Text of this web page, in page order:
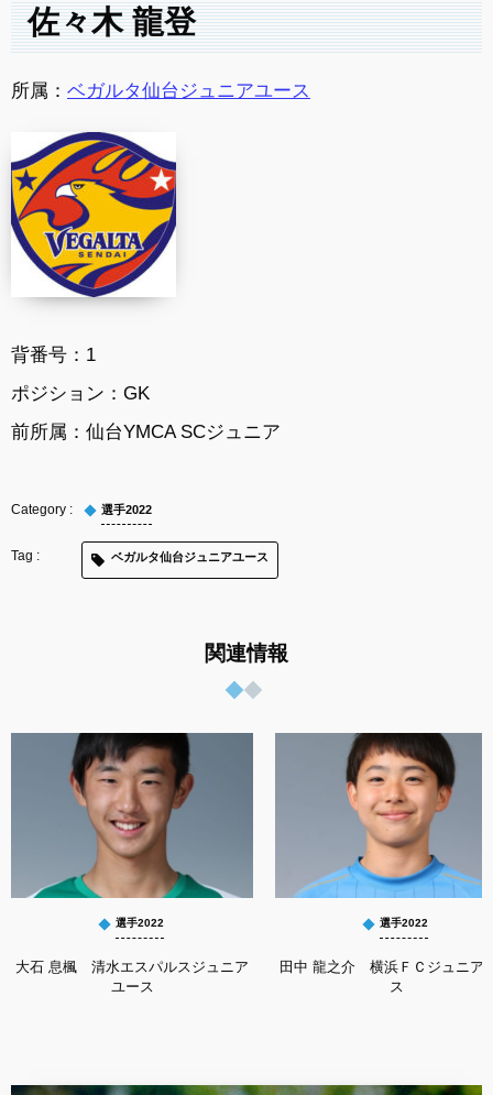
佐々木 龍登
所属： ベガルタ仙台ジュニアユース
背番号： 1
ポジション： GK
前所属： 仙台YMCA SCジュニア
選手2022
ベガルタ仙台ジュニアユース
関連情報
選手2022
大石 息楓 清水エスパルスジュニア
ユース
選手2022
田中 龍之介 横浜ＦＣジュニア
ス